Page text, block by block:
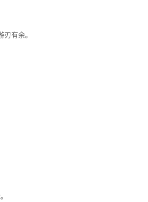
有余。